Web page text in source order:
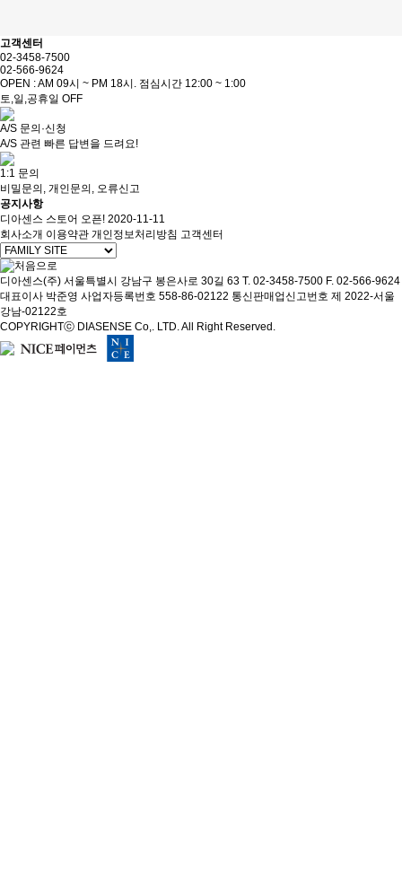
고객센터
02-3458-7500
02-566-9624
OPEN : AM 09시 ~ PM 18시. 점심시간 12:00 ~ 1:00
토,일,공휴일 OFF
A/S 문의·신청
A/S 관련 빠른 답변을 드려요!
1:1 문의
비밀문의, 개인문의, 오류신고
공지사항
디아센스 스토어 오픈! 2020-11-11
회사소개 이용약관 개인정보처리방침 고객센터
디아센스(주) 서울특별시 강남구 봉은사로 30길 63 T. 02-3458-7500 F. 02-566-9624
대표이사 박준영 사업자등록번호 558-86-02122 통신판매업신고번호 제 2022-서울
강남-02122호
COPYRIGHTⓒ DIASENSE Co,. LTD. All Right Reserved.